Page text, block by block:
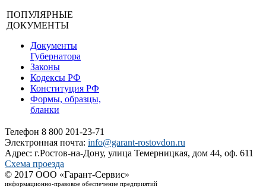
ПОПУЛЯРНЫЕ
ДОКУМЕНТЫ
Документы
Губернатора
Законы
Кодексы РФ
Конституция РФ
Формы, образцы,
бланки
Телефон 8 800 201-23-71
Электронная почта: info@garant-rostovdon.ru
Адрес: г.Ростов-на-Дону, улица Темерницкая, дом 44, оф. 611
Схема проезда
© 2017 ООО «Гарант-Сервис»
информационно-правовое обеспечение предприятий